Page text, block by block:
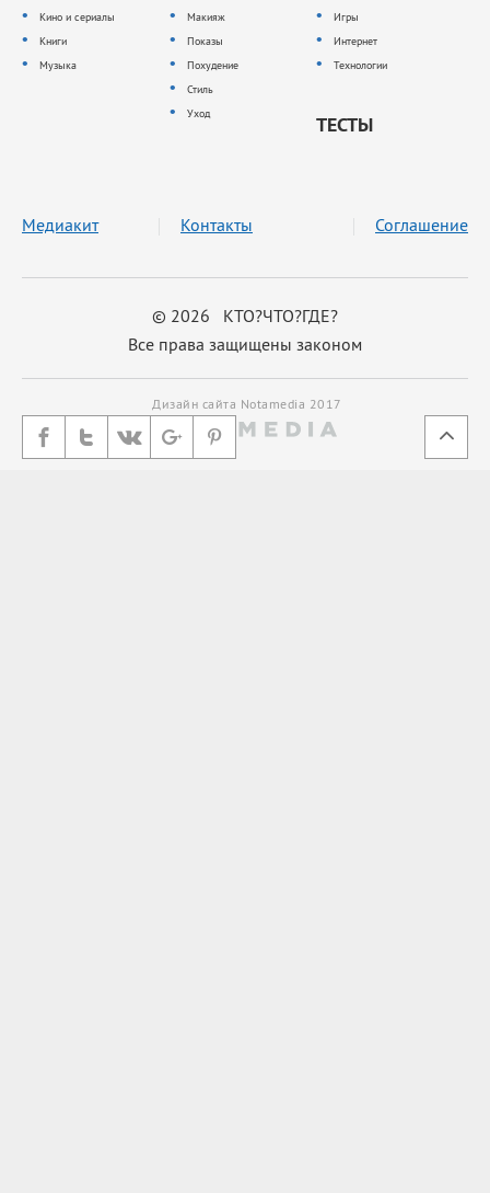
Кино и сериалы
Книги
Музыка
Макияж
Показы
Похудение
Стиль
Уход
Игры
Интернет
Технологии
ТЕСТЫ
© 2026 КТО?ЧТО?ГДЕ?
Все права защищены законом
Медиакит Контакты Соглашение
Дизайн сайта Notamedia 2017